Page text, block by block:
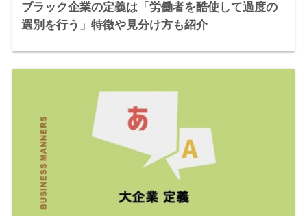
ブラック企業の定義は「労働者を酷使して過度の
選別を行う」特徴や見分け方も紹介